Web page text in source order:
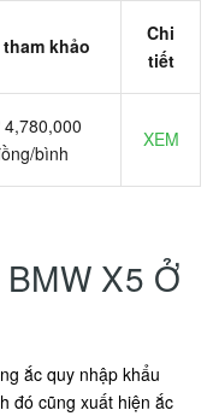
khảo
Chi
tiết
4,780,000
bình
XEM
X5 Ở
ắc quy nhập khẩu
đó cũng xuất hiện ắc